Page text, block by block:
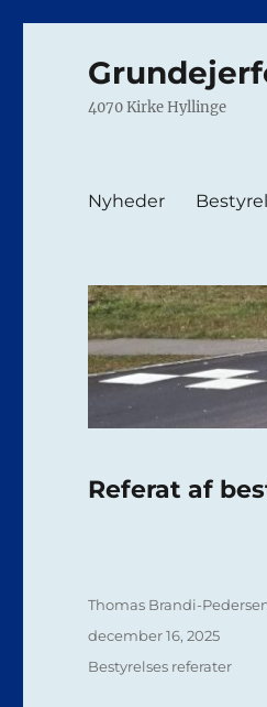
4070 Kirke Hyllinge
Nyheder
Referat af
Forfatter
Thomas Brandi-
Udgivet
december 16, 2025
Kategorier
Bestyrelses referater